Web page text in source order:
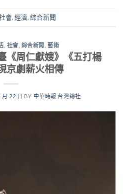
會,經濟,綜合新聞
社會, 綜合新聞 ,藝術
《周仁獻嫂》《五打楊
京劇薪火相傳
月 22 日 BY 中華時報 台灣總社